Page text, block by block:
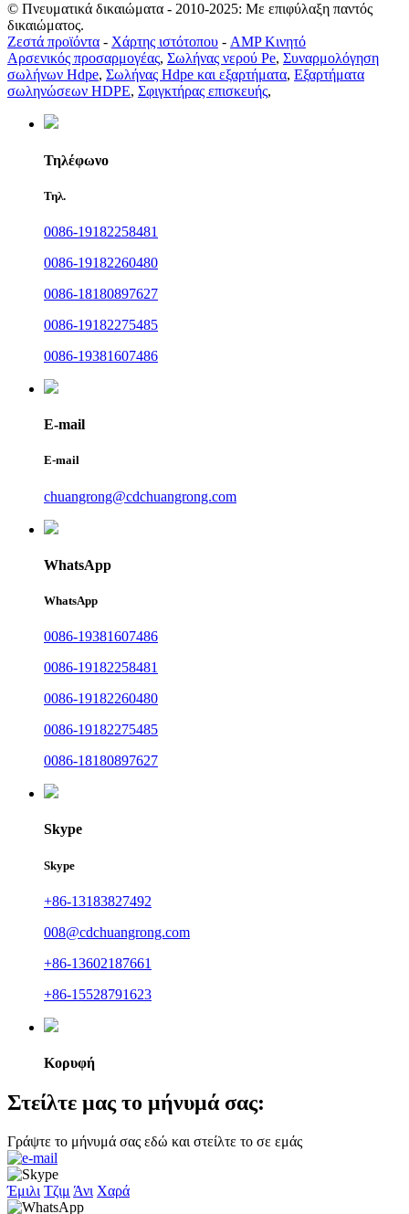
© Πνευματικά δικαιώματα - 2010-2025: Με επιφύλαξη παντός
δικαιώματος.
Ζεστά προϊόντα - Χάρτης ιστότοπου - AMP Κινητό
Αρσενικός προσαρμογέας, Σωλήνας νερού Pe, Συναρμολόγηση
σωλήνων Hdpe, Σωλήνας Hdpe και εξαρτήματα, Εξαρτήματα
σωληνώσεων HDPE, Σφιγκτήρας επισκευής,
Τηλέφωνο
Τηλ.
0086-19182258481
0086-19182260480
0086-18180897627
0086-19182275485
0086-19381607486
E-mail
E-mail
chuangrong@cdchuangrong.com
WhatsApp
WhatsApp
0086-19381607486
0086-19182258481
0086-19182260480
0086-19182275485
0086-18180897627
Skype
Skype
+86-13183827492
008@cdchuangrong.com
+86-13602187661
+86-15528791623
Κορυφή
Στείλτε μας το μήνυμά σας:
Γράψτε το μήνυμά σας εδώ και στείλτε το σε εμάς
Έμιλι Τζιμ Άνι Χαρά